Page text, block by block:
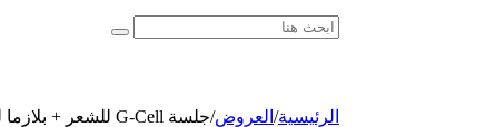
الرئيسية/ العروض/جلسة G-Cell للشعر + بلازما للشعر